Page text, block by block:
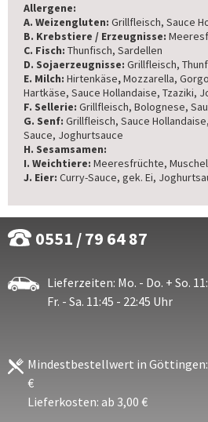
Allergene:
A. Weizengluten: Grillfleisch, Sauce
B. Krebstiere / Erzeugnisse:
C. Fisch: Thunfisch, Sardellen
D. Sojaerzeugnisse: Grillfleisch,
E. Milch: Hirtenkäse,Mozzarella,
Hartkäse, Sauce Hollandaise, Tzaziki,
F. Sellerie: Grillfleisch, Bolognese,
G. Senf: Grillfleisch, Sauce
Sauce, Joghurtsauce
H. Sesamsamen:
I. Weichtiere: Meeresfrüchte,
J. Eier: Curry-Sauce, gek. Ei,
0551 / 79 64 87
Lieferzeiten: Mo. - Do. + So.
Fr. - Sa. 11:45 - 22:45 Uhr
Mindestbestellwert in Göttingen:
€
Lieferkosten: ab 3,00 €